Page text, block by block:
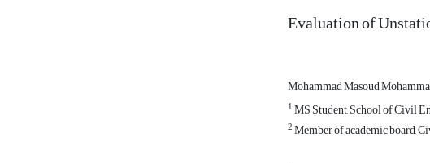
Evaluation of
Mohammad Masoud
1MS Student, School of Civil
2Member of academic board,